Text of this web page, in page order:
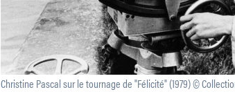
Christine Pascal sur le tournage de "Félicité" (1979) ©